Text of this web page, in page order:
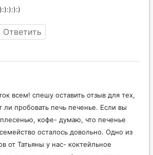
Ответить
всем! спешу оставить отзыв для тех,
ли пробовать печь печенье. Если вы
кофе- думаю, что печенье
осталось довольно. Одно из
от Татьяны у нас- коктейльное